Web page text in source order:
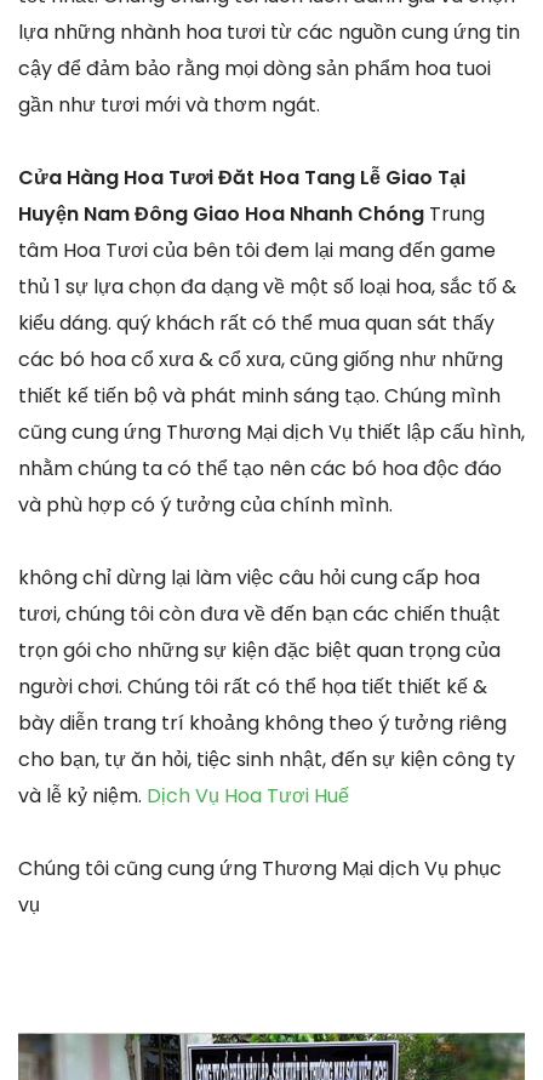
lựa những nhành hoa tươi từ các nguồn cung ứng tin
cậy để đảm bảo rằng mọi dòng sản phẩm hoa tuoi
gần như tươi mới và thơm ngát.
Cửa Hàng Hoa Tươi Đăt Hoa Tang Lễ Giao Tại
Huyện Nam Đông Giao Hoa Nhanh Chóng Trung
tâm Hoa Tươi của bên tôi đem lại mang đến game
thủ 1 sự lựa chọn đa dạng về một số loại hoa, sắc tố &
kiểu dáng. quý khách rất có thể mua quan sát thấy
các bó hoa cổ xưa & cổ xưa, cũng giống như những
thiết kế tiến bộ và phát minh sáng tạo. Chúng mình
cũng cung ứng Thương Mại dịch Vụ thiết lập cấu hình,
nhằm chúng ta có thể tạo nên các bó hoa độc đáo
và phù hợp có ý tưởng của chính mình.
không chỉ dừng lại làm việc câu hỏi cung cấp hoa
tươi, chúng tôi còn đưa về đến bạn các chiến thuật
trọn gói cho những sự kiện đặc biệt quan trọng của
người chơi. Chúng tôi rất có thể họa tiết thiết kế &
bày diễn trang trí khoảng không theo ý tưởng riêng
cho bạn, tự ăn hỏi, tiệc sinh nhật, đến sự kiện công ty
và lễ kỷ niệm. Dịch Vụ Hoa Tươi Huế
Chúng tôi cũng cung ứng Thương Mại dịch Vụ phục
vụ